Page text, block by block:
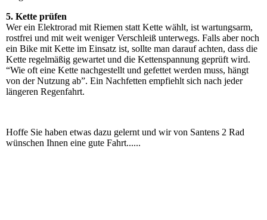
5. Kette prüfen
Wer ein Elektrorad mit Riemen statt Kette wählt, ist wartungsarm,
rostfrei und mit weit weniger Verschleiß unterwegs. Falls aber noch
ein Bike mit Kette im Einsatz ist, sollte man darauf achten, dass die
Kette regelmäßig gewartet und die Kettenspannung geprüft wird.
“Wie oft eine Kette nachgestellt und gefettet werden muss, hängt
von der Nutzung ab”. Ein Nachfetten empfiehlt sich nach jeder
längeren Regenfahrt.
Hoffe Sie haben etwas dazu gelernt und wir von Santens 2 Rad
wünschen Ihnen eine gute Fahrt......